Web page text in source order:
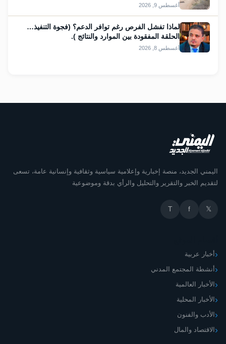
أغسطس 9, 2026
لماذا تفشل الفرص رغم توافر الدعم؟ (فجوة التنفيذ…
الحلقة المفقودة بين الموارد والنتائج ).
أغسطس 8, 2026
اليمني الجديد، منصة إخبارية وإعلامية سياسية وثقافية وإنسانية عامة، تسعى
لتقديم الخبر والتقرير والتحليل والرأي بدقة وموضوعية
𝕏
f
T
أخبار عربية
أنشطة المجتمع المدني
الأخبار العالمية
الأخبار المحلية
الأدب والفنون
الاقتصاد والمال